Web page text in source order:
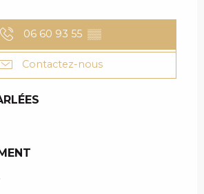
06 60 93 55 ▒▒
Contactez-nous